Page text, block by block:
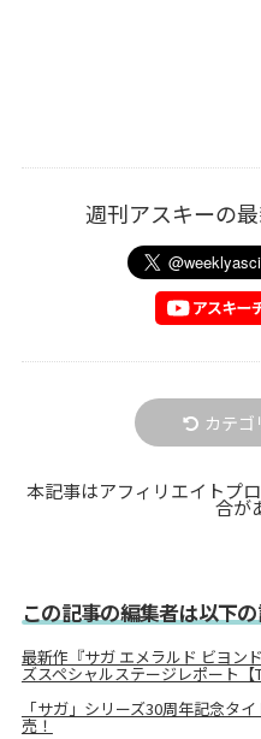
週刊アスキーの
カテ
本記事はアフィリエイトプ
合が
この記事の編集者は以下
最新作『サガ エメラルド ビヨン
ズスペシャルステージレポート【
「サガ」シリーズ30周年記念タ
売！